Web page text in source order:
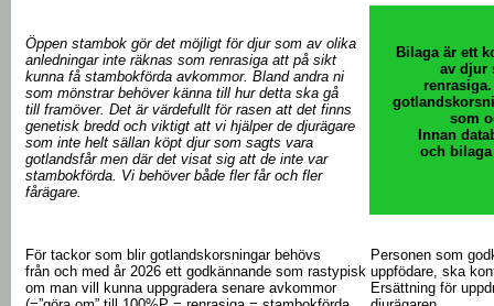
Öppen stambok gör det möjligt för djur som av olika
anledningar inte räknas som renrasiga att på sikt
kunna få stambokförda avkommor. Bland andra ni
som mönstrar behöver känna till hur detta ska gå
till framöver. Det är värdefullt för rasen att det finns
genetisk bredd och viktigt att vi hjälper de djurägare
som inte helt sällan köpt djur som sagts vara
gotlandsfår men där det visat sig att de inte var
stambokförda. Vi behöver både fler får och fler
fårägare.
Bilaga är ett
av djur
som
Innan
och
För tackor som blir gotlandskorsningar behövs
från och med år 2026 ett godkännande som rastypisk
om man vill kunna uppgradera senare avkommor
Personen som
uppfödare, ska
Ersättning för